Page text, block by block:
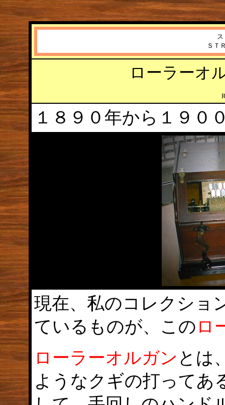
ＳＴ
ローラーオ
１８９０年から１９０
現在、私のコレクショ
ているものが、この ロ
ローラーオルガン とは
ようなクギの打ってあ